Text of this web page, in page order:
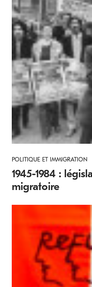
POLITIQUE ET IMMIGRATION
1945-1984 :
migratoire